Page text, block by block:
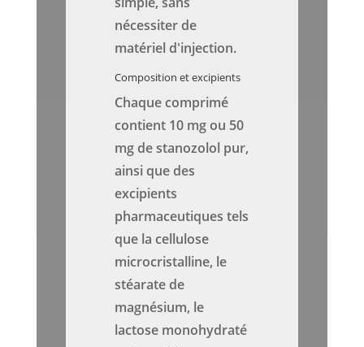
nécessiter de
matériel d'injection.
Composition et excipients
Chaque comprimé
contient 10 mg ou 50
mg de stanozolol pur,
ainsi que des
excipients
pharmaceutiques tels
que la cellulose
microcristalline, le
stéarate de
magnésium, le
lactose monohydraté